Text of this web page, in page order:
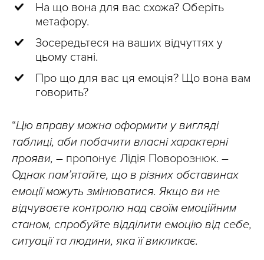
На що вона для вас схожа? Оберіть
метафору.
Зосередьтеся на ваших відчуттях у
цьому стані.
Про що для вас ця емоція? Що вона вам
говорить?
“Цю вправу можна оформити у вигляді
таблиці, аби побачити власні характерні
прояви, – пропонує Лідія Поворознюк. –
Однак пам’ятайте, що в різних обставинах
емоції можуть змінюватися. Якщо ви не
відчуваєте контролю над своїм емоційним
станом, спробуйте відділити емоцію від себе,
ситуації та людини, яка її викликає.